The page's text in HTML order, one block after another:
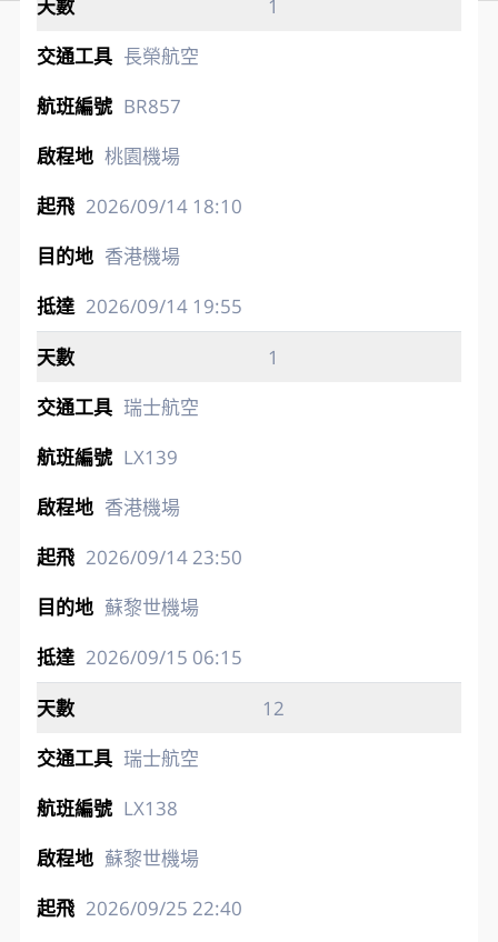
1
長榮航空
BR857
桃園機場
2026/09/1418:10
香港機場
2026/09/1419:55
1
瑞士航空
LX139
香港機場
2026/09/1423:50
蘇黎世機場
2026/09/15 06:15
12
瑞士航空
LX138
蘇黎世機場
2026/09/25 22:40